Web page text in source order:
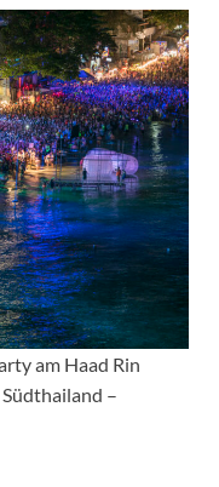
am Haad Rin
–